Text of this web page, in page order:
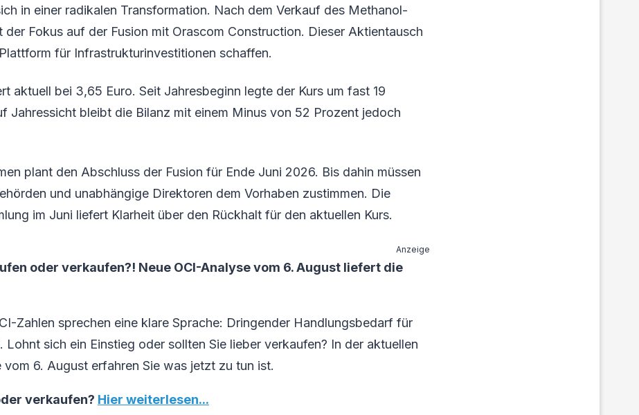
in einer radikalen Transformation. Nach dem Verkauf des Methanol-
der Fokus auf der Fusion mit Orascom Construction. Dieser Aktientausch
für Infrastrukturinvestitionen schaffen.
aktuell bei 3,65 Euro. Seit Jahresbeginn legte der Kurs um fast 19
Jahressicht bleibt die Bilanz mit einem Minus von 52 Prozent jedoch
plant den Abschluss der Fusion für Ende Juni 2026. Bis dahin müssen
und unabhängige Direktoren dem Vorhaben zustimmen. Die
im Juni liefert Klarheit über den Rückhalt für den aktuellen Kurs.
Anzeige
oder verkaufen?! Neue OCI-Analyse vom 6. August liefert die
Zahlen sprechen eine klare Sprache: Dringender Handlungsbedarf für
Lohnt sich ein Einstieg oder sollten Sie lieber verkaufen? In der aktuellen
vom 6. August erfahren Sie was jetzt zu tun ist.
verkaufen? Hier weiterlesen...